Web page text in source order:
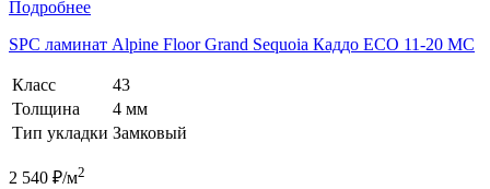
Подробнее
SPC ламинат Alpine Floor Grand Sequoia Каддо ECO 11-20 MC
Класс
43
Толщина
4 мм
Тип укладки Замковый
2 540 ₽/м2